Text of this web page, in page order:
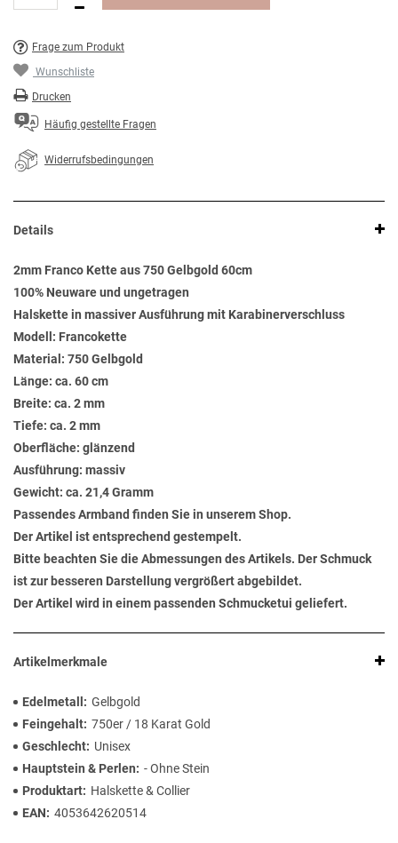
Frage zum Produkt
Wunschliste
Drucken
Häufig gestellte Fragen
Widerrufsbedingungen
Details
2mm Franco Kette aus 750 Gelbgold 60cm
100% Neuware und ungetragen
Halskette in massiver Ausführung mit Karabinerverschluss
Modell: Francokette
Material: 750 Gelbgold
Länge: ca. 60 cm
Breite: ca. 2 mm
Tiefe: ca. 2 mm
Oberfläche: glänzend
Ausführung: massiv
Gewicht: ca. 21,4 Gramm
Passendes Armband finden Sie in unserem Shop.
Der Artikel ist entsprechend gestempelt.
Bitte beachten Sie die Abmessungen des Artikels. Der Schmuck
ist zur besseren Darstellung vergrößert abgebildet.
Der Artikel wird in einem passenden Schmucketui geliefert.
Artikelmerkmale
Edelmetall
Gelbgold
Feingehalt 750er / 18 Karat Gold
Geschlecht
Unisex
Hauptstein & Perlen
- Ohne Stein
Produktart
Halskette & Collier
EAN
4053642620514